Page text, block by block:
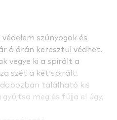
szúnyogok és
6 órán keresztül védhet.
vegye ki a spirált a
szét a két spirált.
dobozban található kis
meg és fújja el úgy,